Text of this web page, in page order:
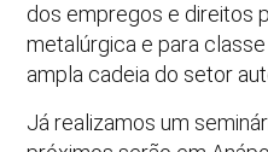
dos empregos e direitos
metalúrgica e para
ampla cadeia do setor
Já realizamos um